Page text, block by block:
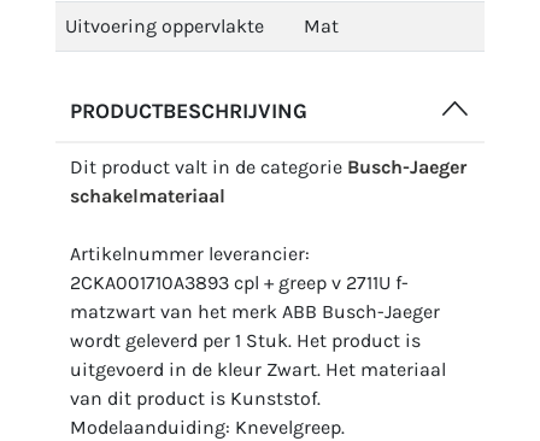
Uitvoering oppervlakte Mat
PRODUCTBESCHRIJVING
Dit product valt in de categorie Busch-Jaeger
schakelmateriaal
Artikelnummer leverancier:
2CKA001710A3893 cpl + greep v 2711U f-
matzwart van het merk ABB Busch-Jaeger
wordt geleverd per 1 Stuk. Het product is
uitgevoerd in de kleur Zwart. Het materiaal
van dit product is Kunststof.
Modelaanduiding: Knevelgreep.